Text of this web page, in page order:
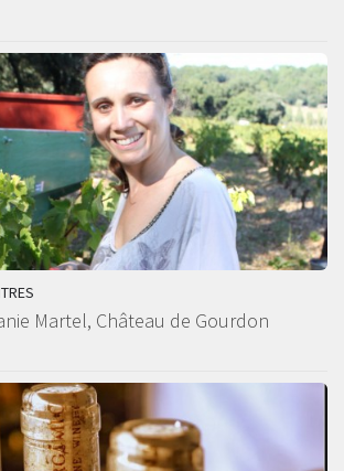
Martel, Château de Gourdon